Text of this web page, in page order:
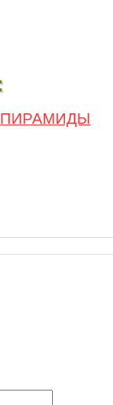
ПИРАМИДЫ